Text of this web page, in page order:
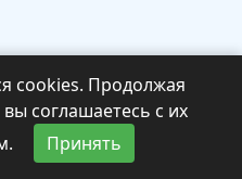
cookies. Продолжая
соглашаетесь с их
Принять